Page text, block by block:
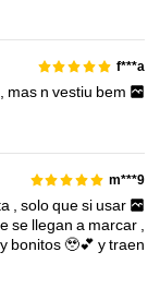
f***a
, mas nvestiu bem
m***9
,soloquesiusar
se llegan a marcar ,
bonitos🥹💕 ytraen